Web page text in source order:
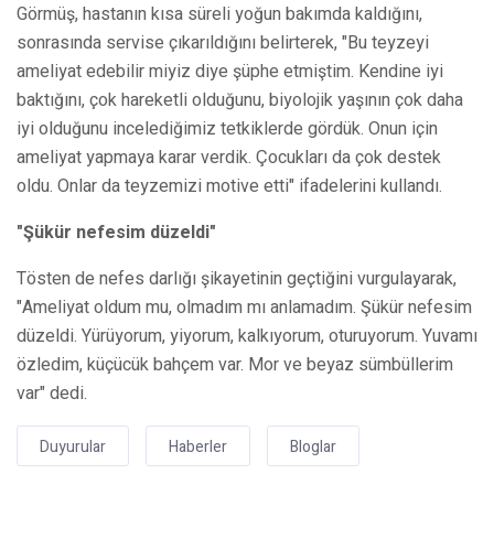
Görmüş, hastanın kısa süreli yoğun bakımda kaldığını,
sonrasında servise çıkarıldığını belirterek, "Bu teyzeyi
ameliyat edebilir miyiz diye şüphe etmiştim. Kendine iyi
baktığını, çok hareketli olduğunu, biyolojik yaşının çok daha
iyi olduğunu incelediğimiz tetkiklerde gördük. Onun için
ameliyat yapmaya karar verdik. Çocukları da çok destek
oldu. Onlar da teyzemizi motive etti" ifadelerini kullandı.
"Şükür nefesim düzeldi"
Tösten de nefes darlığı şikayetinin geçtiğini vurgulayarak,
"Ameliyat oldum mu, olmadım mı anlamadım. Şükür nefesim
düzeldi. Yürüyorum, yiyorum, kalkıyorum, oturuyorum. Yuvamı
özledim, küçücük bahçem var. Mor ve beyaz sümbüllerim
var" dedi.
Duyurular Haberler Bloglar